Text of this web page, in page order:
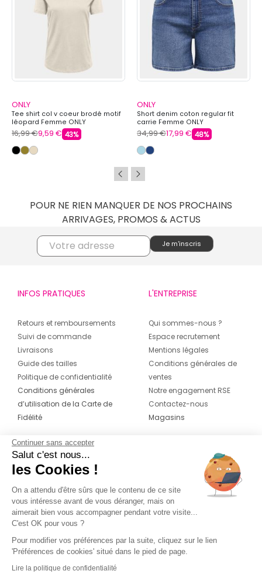
ONLY
Tee shirt col v coeur brodé motif
léopard Femme ONLY
16,99 €9,59 € 43%
ONLY
Short denim coton regular fit
carrie Femme ONLY
34,99 €17,99 € 48%
POUR NE RIEN MANQUER DE NOS PROCHAINS
ARRIVAGES, PROMOS & ACTUS
INFOS PRATIQUES
Retours et remboursements
Suivi de commande
Livraisons
Guide des tailles
Politique de confidentialité
Conditions générales
d’utilisation de la Carte de
Fidélité
L'ENTREPRISE
Qui sommes-nous ?
Espace recrutement
Mentions légales
Conditions générales de
ventes
Notre engagement RSE
Contactez-nous
Magasins
CONTACT
04 42 20 78 42
Du lundi au jeudi de 8h30 à 16h30 & le
vendredi de 8h30 à 15h30
Continuer sans accepter
Salut c'est nous...
les Cookies !
On a attendu d'être sûrs que le contenu de ce site
vous intéresse avant de vous déranger, mais on
aimerait bien vous accompagner pendant votre visite...
C'est OK pour vous ?
Pour modifier vos préférences par la suite, cliquez sur le lien
'Préférences de cookies' situé dans le pied de page.
Lire la politique de confidentialité